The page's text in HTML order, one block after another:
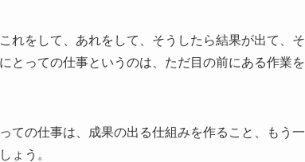
ー
を
て
れをして、あれをして、そうしたら結果が出て、そ
とっての仕事というのは、ただ目の前にある作業を
ての仕事は、成果の出る仕組みを作ること、もう一
ょう。